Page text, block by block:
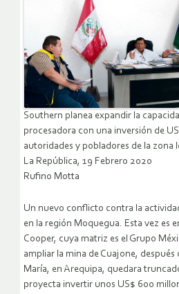
Southern planea expandir la
procesadora con una inversión de
autoridades y pobladores de la zona
La República, 19 Febrero 2020
Rufino Motta
Un nuevo conflicto contra la
en la región Moquegua. Esta vez es
Cooper, cuya matriz es el Grupo
ampliar la mina de Cuajone, después
María, en Arequipa, quedara
proyecta invertir unos US$ 600